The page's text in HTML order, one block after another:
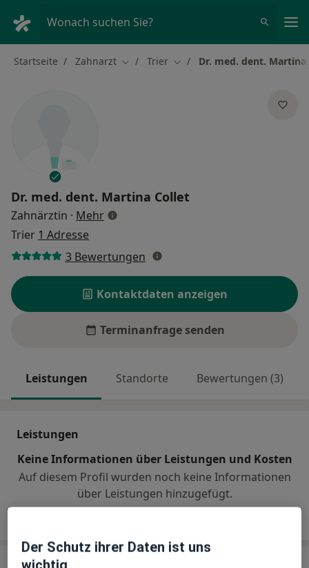
Wonach suchen Sie?
Startseite Zahnarzt Stadt ändern
Trier Stadt ändern
Dr. med. dent. Martina
Dr. med. dent. Martina Collet
Zahnärztin · Mehrüber Spezialisierungen
Trier 1 Adresse
3 Bewertungen
Kontaktdaten anzeigen
Terminanfrage senden
Leistungen Standorte Bewertungen (3)
Leistungen
Keine Informationen über Leistungen und Kosten
Auf diesem Profil wurden noch keine Informationen
über Leistungen hinzugefügt.
Praxis
Der Schutz ihrer Daten ist uns